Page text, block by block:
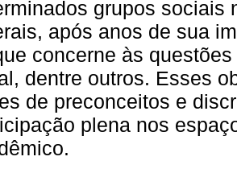
grupos sociais
após anos de sua
concerne às
dentre outros. Esses
de preconceitos e
plena nos